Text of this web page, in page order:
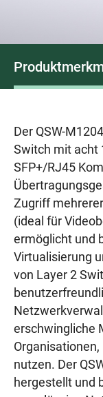
Der QSW-
Switch mit acht
SFP+/RJ45
Zugriff
(ideal für
ermöglicht und
Virtualisierung
von Layer 2
erschwingliche
nutzen. Der
hergestellt und